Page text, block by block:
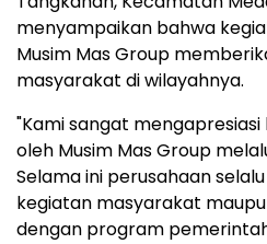
menyampaikan bahwa
Musim Mas Group
masyarakat di wilayahnya.
"Kami sangat
oleh Musim Mas Group
Selama ini perusahaan
kegiatan masyarakat
dengan program